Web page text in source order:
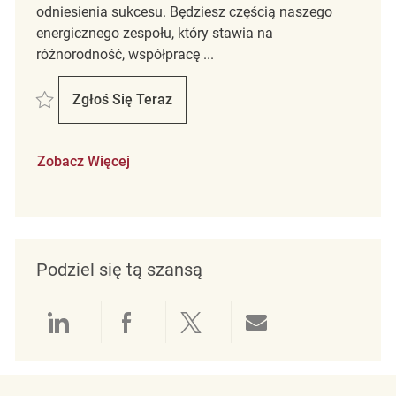
odniesienia sukcesu. Będziesz częścią naszego
energicznego zespołu, który stawia na
różnorodność, współpracę ...
Zapisać Part time - Retail Associate REQ143372
Zgłoś Się Teraz
Part Time - Retail Associate
Zobacz Więcej
Podziel się tą szansą
Udostępnianie przez LinkedIn
Udostępnianie przez
Udostępnij przez